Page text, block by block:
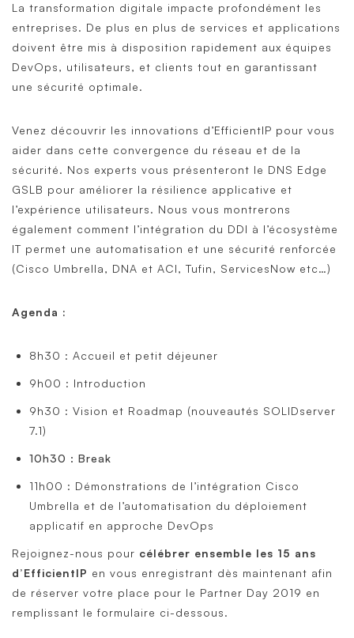
La transformation digitale impacte profondément les
entreprises. De plus en plus de services et applications
doivent être mis à disposition rapidement aux équipes
DevOps, utilisateurs, et clients tout en garantissant
une sécurité optimale.
Venez découvrir les innovations d’EfficientIP pour vous
aider dans cette convergence du réseau et de la
sécurité. Nos experts vous présenteront le DNS Edge
GSLB pour améliorer la résilience applicative et
l’expérience utilisateurs. Nous vous montrerons
également comment l’intégration du DDI à l’écosystème
IT permet une automatisation et une sécurité renforcée
(Cisco Umbrella, DNA et ACI, Tufin, ServicesNow etc…)
Agenda :
8h30 : Accueil et petit déjeuner
9h00 : Introduction
9h30 : Vision et Roadmap (nouveautés SOLIDserver
7.1)
10h30 : Break
11h00 : Démonstrations de l’intégration Cisco
Umbrella et de l’automatisation du déploiement
applicatif en approche DevOps
Rejoignez-nous pour célébrer ensemble les 15 ans
d’EfficientIP en vous enregistrant dès maintenant afin
de réserver votre place pour le Partner Day 2019 en
remplissant le formulaire ci-dessous.